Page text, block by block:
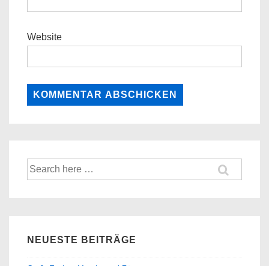
Website
Suche
nach:
NEUESTE BEITRÄGE